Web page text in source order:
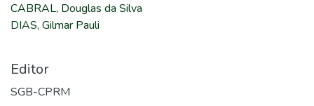
CABRAL, Douglas da Silva
DIAS, Gilmar Pauli
Editor
SGB-CPRM